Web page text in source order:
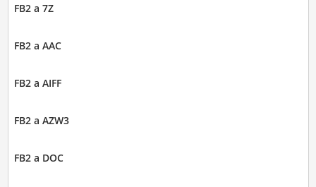
FB2 a 7Z
FB2 a AAC
FB2 a AIFF
FB2 a AZW3
FB2 a DOC